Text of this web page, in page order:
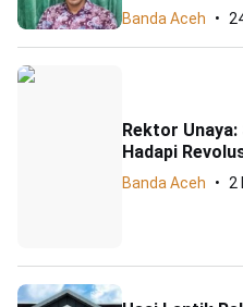
Banda Aceh
Rektor
Hadapi
Banda Aceh 2